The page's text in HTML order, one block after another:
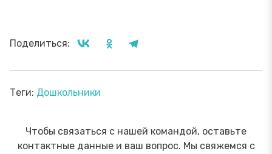
Поделиться:
Теги: Дошкольники
Чтобы связаться с нашей командой, оставьте
контактные данные и ваш вопрос. Мы свяжемся с